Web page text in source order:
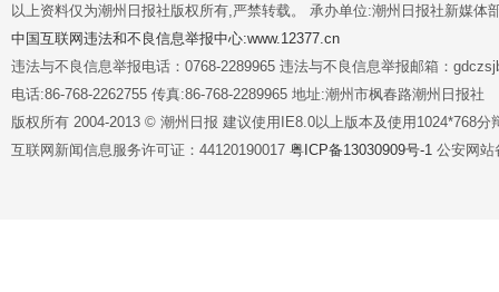
以上资料仅为潮州日报社版权所有,严禁转载。 承办单位:潮州日报社新媒体
中国互联网违法和不良信息举报中心:www.12377.cn
违法与不良信息举报电话：0768-2289965 违法与不良信息举报邮箱：
电话:86-768-2262755 传真:86-768-2289965 地址:潮州市枫春路潮州日报社
版权所有 2004-2013 © 潮州日报 建议使用IE8.0以上版本及使用1024*768分
互联网新闻信息服务许可证：44120190017 粤ICP备13030909号-1 公安网站